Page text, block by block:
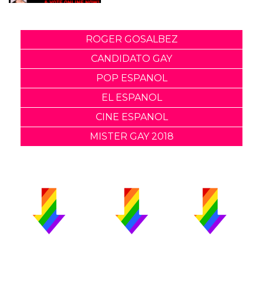
ROGER GOSALBEZ
CANDIDATO GAY
POP ESPANOL
EL ESPANOL
CINE ESPANOL
MISTER GAY 2018